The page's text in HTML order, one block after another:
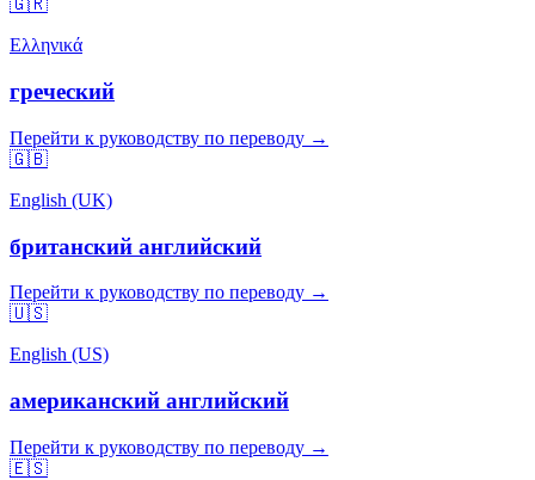
🇬🇷
Ελληνικά
греческий
Перейти к руководству по переводу →
🇬🇧
English (UK)
британский английский
Перейти к руководству по переводу →
🇺🇸
English (US)
американский английский
Перейти к руководству по переводу →
🇪🇸